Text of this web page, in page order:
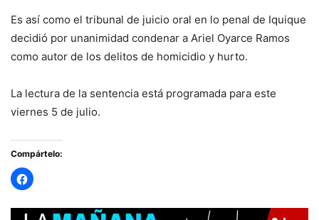
Es así como el tribunal de juicio oral en lo penal de Iquique
decidió por unanimidad condenar a Ariel Oyarce Ramos
como autor de los delitos de homicidio y hurto.
La lectura de la sentencia está programada para este
viernes 5 de julio.
Compártelo: